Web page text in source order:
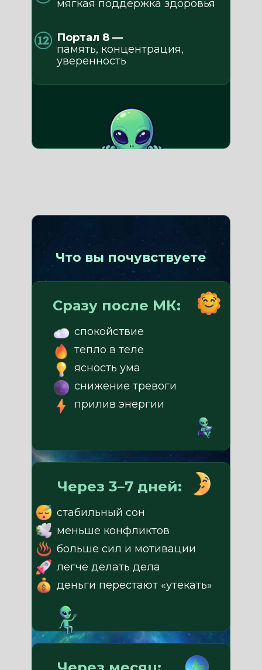
мягкая поддержка здоровья
Портал 8 —
память, концентрация,
уверенность
Что вы почувствуете
Сразу после МК:
спокойствие
тепло в теле
ясность ума
снижение тревоги
прилив энергии
Через 3–7 дней:
стабильный сон
меньше конфликтов
больше сил и мотивации
легче делать дела
деньги перестают «утекать»